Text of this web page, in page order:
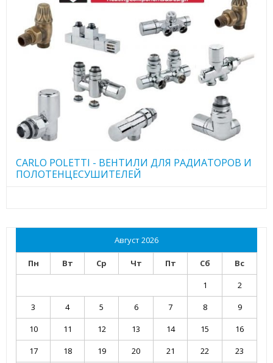
CARLO POLETTI - ВЕНТИЛИ ДЛЯ РАДИАТОРОВ И
ПОЛОТЕНЦЕСУШИТЕЛЕЙ
Август 2026
Пн Вт Ср Чт Пт Сб
Вс
1
2
3
4 5 6 7 8
9
10
11 12 13 14 15
16
17
18 19 20 21 22 23